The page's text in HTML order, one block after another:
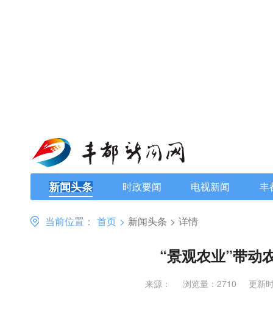
新闻头条 时政要闻 电视新闻 丰
当前位置： 首页 > 新闻头条 > 详情
“景观农业”带动
来源： 浏览量：2710 更新